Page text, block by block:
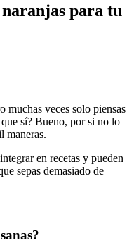
para tu
muchas veces solo piensas
sí? Bueno, por si no lo
maneras.
en recetas y pueden
sepas demasiado de